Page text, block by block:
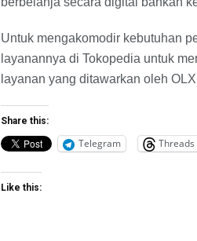
Untuk mengakomodir kebutuhan
layanannya di Tokopedia untuk
layanan yang ditawarkan oleh
Share this:
Telegram Threads
Like this: